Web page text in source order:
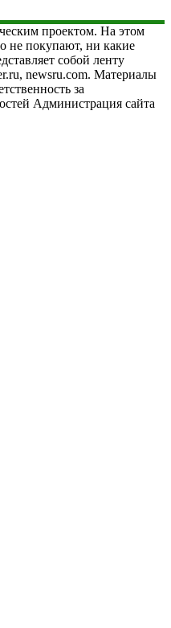
проектом. На этом
не покупают, ни какие
собой ленту
newsru.com. Материалы
за
Администрация сайта